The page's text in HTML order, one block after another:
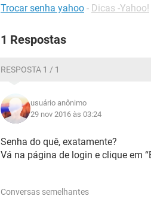
Trocar senha yahoo - Dicas -Yahoo!
1 Respostas
RESPOSTA 1 / 1
usuário anônimo
29 nov 2016 às 03:24
Senha do quê, exatamente?
Vá na página de login e clique em
Conversas semelhantes